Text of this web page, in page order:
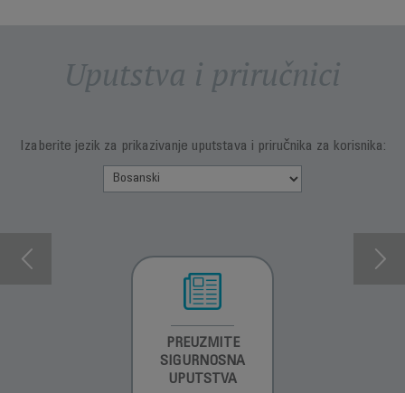
Uputstva i priručnici
Izaberite jezik za prikazivanje uputstava i priručnika za korisnika:
PREUZMITE
SIGURNOSNA
UPUTSTVA